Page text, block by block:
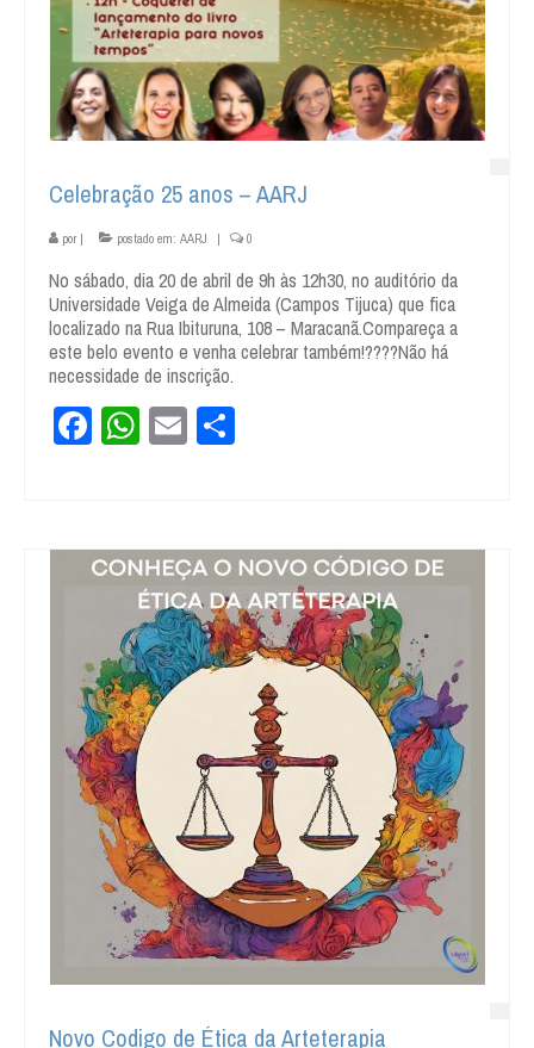
Celebração 25 anos – AARJ
por | postado em: AARJ | 0
No sábado, dia 20 de abril de 9h às 12h30, no auditório da
Universidade Veiga de Almeida (Campos Tijuca) que fica
localizado na Rua Ibituruna, 108 – Maracanã.Compareça a
este belo evento e venha celebrar também!????Não há
necessidade de inscrição.
Facebook
WhatsApp
Email
Novo Codigo de Ética da Arteterapia